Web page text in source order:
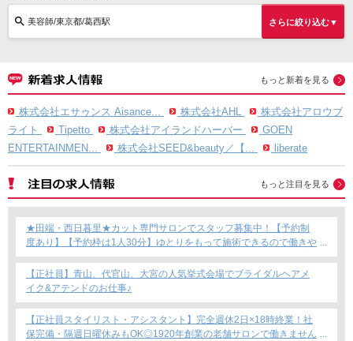
美容師/東京都/葛西駅 さらに絞り込む▼
もっと新着を見る
株式会社エサゥンス Aisance... 株式会社AHL
株式会社アロウブ
ライト
Tipetto 株式会社アイランドハーバー
GOEN
ENTERTAINMEN...
株式会社SEED&beauty／【... liberate
もっと注目を見る
★田端・西日暮里★カット専門サロンでスタッフ募集中！【予約制
度あり】【予約枠は1人30分】ゆとりをもって施術できるので働きや
すい！これからカット専門店で働きたい方にもおすすめ◎
【正社員】青山、代官山、大宮の人気挙式会場でブライダルヘアメ
イク&アテンドのお仕事♪
【正社員スタイリスト・アシスタント】完全週休2日×18時終業！社
保完備・隔週日曜休みもOK◎1920年創業の老舗サロンで働きません